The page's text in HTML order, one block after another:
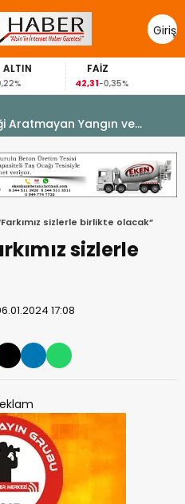
Giriş
Yap
FAİZ
42,31-0,35%
Aratmayan Yangın ve
sizlerle birlikte olacak”
sizlerle
17:08